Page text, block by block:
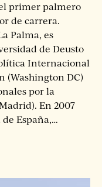
primer palmero
de carrera.
Palma, es
de Deusto
Internacional
(Washington DC)
por la
En 2007
España,…